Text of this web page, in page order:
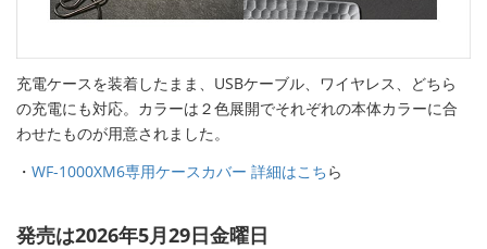
充電ケースを装着したまま、USBケーブル、ワイヤレス、どちら
の充電にも対応。カラーは２色展開でそれぞれの本体カラーに合
わせたものが用意されました。
・ WF-1000XM6専用ケースカバー 詳細はこちら
発売は2026年5月29日金曜日